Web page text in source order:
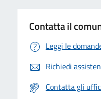
Contatta il
Leggi le
Richiedi
Contatta gli